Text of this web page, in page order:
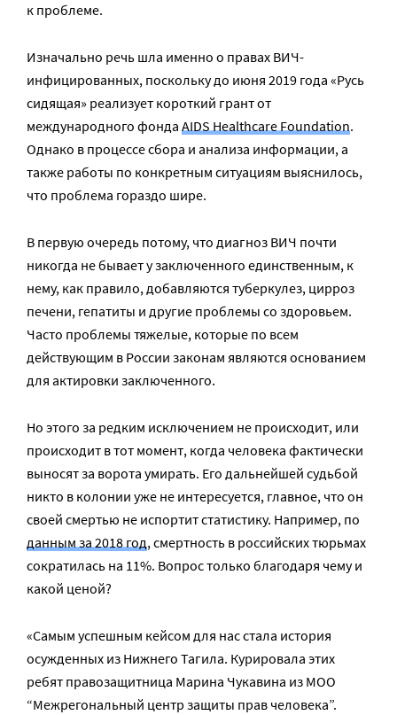
к проблеме.
Изначально речь шла именно о правах ВИЧ-
инфицированных, поскольку до июня 2019 года «Русь
сидящая» реализует короткий грант от
международного фонда AIDS Healthcare Foundation.
Однако в процессе сбора и анализа информации, а
также работы по конкретным ситуациям выяснилось,
что проблема гораздо шире.
В первую очередь потому, что диагноз ВИЧ почти
никогда не бывает у заключенного единственным, к
нему, как правило, добавляются туберкулез, цирроз
печени, гепатиты и другие проблемы со здоровьем.
Часто проблемы тяжелые, которые по всем
действующим в России законам являются основанием
для актировки заключенного.
Но этого за редким исключением не происходит, или
происходит в тот момент, когда человека фактически
выносят за ворота умирать. Его дальнейшей судьбой
никто в колонии уже не интересуется, главное, что он
своей смертью не испортит статистику. Например, по
данным за 2018 год, смертность в российских тюрьмах
сократилась на 11%. Вопрос только благодаря чему и
какой ценой?
«Самым успешным кейсом для нас стала история
осужденных из Нижнего Тагила. Курировала этих
ребят правозащитница Марина Чукавина из МОО
“Межрегональный центр защиты прав человека”.